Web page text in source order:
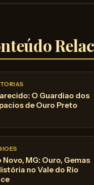
O Guardiao dos
de Ouro Preto
Novo, MG: Ouro, Gemas
no Vale do Rio